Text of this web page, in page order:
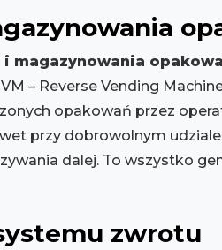
– Reverse Vending
opakowań przez
przy dobrowolnym
dalej. To wszystko
zwrotu